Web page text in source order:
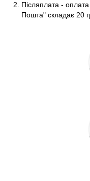
Післяплата -
Пошта" складає 20